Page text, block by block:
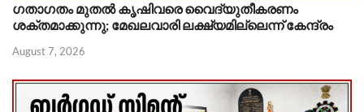
ഗതാഗതം മുതൽ കൃഷിവരെ വൈദ്യുതീകരണം
ശക്തമാക്കുന്നു; മേഖലവാരി ലക്ഷ്യമില്ലെന്ന് കേന്ദ്രം
August 7, 2026